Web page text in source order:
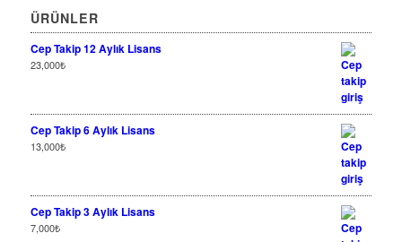
ÜRÜNLER
Cep Takip 12 Aylık Lisans
23,000₺
Cep Takip 6 Aylık Lisans
13,000₺
Cep Takip 3 Aylık Lisans
7,000₺